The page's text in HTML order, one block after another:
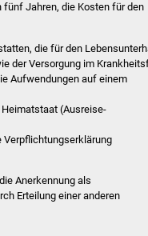
Jahren, die Kosten für den
die für den
der Versorgung im
Aufwendungen auf einem
(Ausreise-
Verpflichtungserklärung
Anerkennung als
Erteilung einer anderen